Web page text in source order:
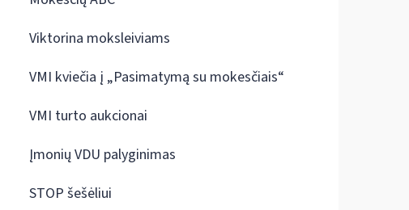
Viktorina moksleiviams
VMI kviečia į „Pasimatymą su mokesčiais“
VMI turto aukcionai
Įmonių VDU palyginimas
STOP šešėliui